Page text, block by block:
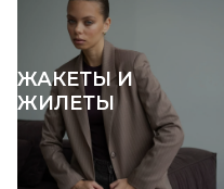
ЖАКЕТЫ И
ЖИЛЕТЫ